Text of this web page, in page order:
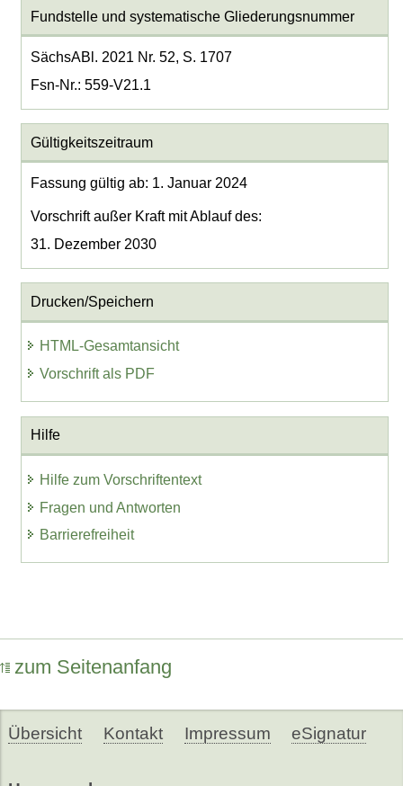
Fundstelle und systematische Gliederungsnummer
SächsABl. 2021 Nr. 52, S. 1707
Fsn-Nr.: 559-V21.1
Gültigkeitszeitraum
Fassung gültig ab: 1. Januar 2024
Vorschrift außer Kraft mit Ablauf des:
31. Dezember 2030
Drucken/Speichern
HTML-Gesamtansicht
Vorschrift als PDF
Hilfe
Hilfe zum Vorschriftentext
Fragen und Antworten
Barrierefreiheit
zum Seitenanfang
Übersicht Kontakt Impressum eSignatur